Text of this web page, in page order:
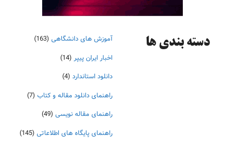
دسته‌ بندی ها آموزش های دانشگاهی (163)
اخبار ایران پیپر (14)
دانلود استاندارد (4)
راهنمای دانلود مقاله و کتاب (7)
راهنمای مقاله نویسی (49)
راهنمای پایگاه های اطلاعاتی (145)